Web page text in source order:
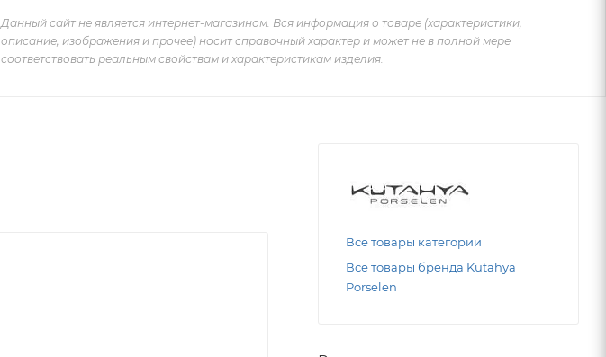
Данный сайт не является интернет-магазином. Вся информация о товаре (характеристики,
описание, изображения и прочее) носит справочный характер и может не в полной мере
соответствовать реальным свойствам и характеристикам изделия.
Все товары категории
Все товары бренда Kutahya
Porselen